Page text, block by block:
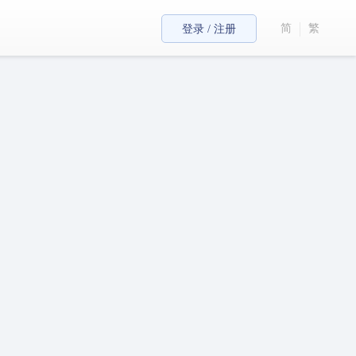
登录 / 注册 简 繁